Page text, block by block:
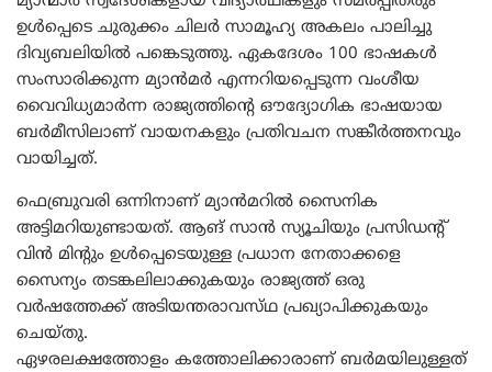
ഉൾപ്പെടെ ചുരുക്കം ചിലർ സാമൂഹ്യ അകലം പാലിച്ചു
ദിവ്യബലിയിൽ പങ്കെടുത്തു. ഏകദേശം 100 ഭാഷകൾ
സംസാരിക്കുന്ന മ്യാൻമർ എന്നറിയപ്പെടുന്ന വംശീയ
വൈവിധ്യമാർന്ന രാജ്യത്തിന്റെ ഔദ്യോഗിക ഭാഷയായ
ബർമീസിലാണ് വായനകളും പ്രതിവചന സങ്കീർത്തനവും
വായിച്ചത്.
ഫെബ്രുവരി ഒന്നിനാണ് മ്യാന്‍മറില്‍ സൈനിക
അട്ടിമറിയുണ്ടായത്. ആങ് സാന്‍ സ്യൂചിയും പ്രസിഡന്റ്
വിന്‍ മിന്റും ഉള്‍പ്പെടെയുള്ള പ്രധാന നേതാക്കളെ
സൈന്യം തടങ്കലിലാക്കുകയും രാജ്യത്ത് ഒരു
വർഷത്തേക്ക് അടിയന്തരാവസ്‌ഥ പ്രഖ്യാപിക്കുകയും
ചെയ്തു.
ഏഴരലക്ഷത്തോളം കത്തോലിക്കാരാണ് ബർമയിലുള്ളത്